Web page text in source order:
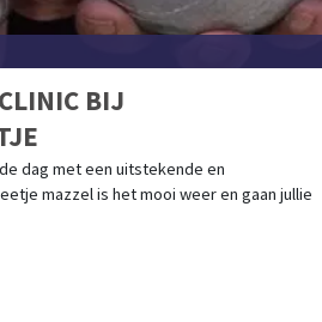
BIJ
dag met een uitstekende en
mazzel is het mooi weer en gaan jullie